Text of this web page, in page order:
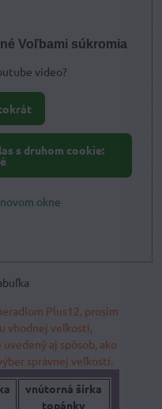
Voľbami súkromia
video?
s druhom cookie:
okne
Plus12, prosím
vhodnej veľkosti,
aj spôsob, ako
správnej veľkosti.
vnútorná šírka
topánky